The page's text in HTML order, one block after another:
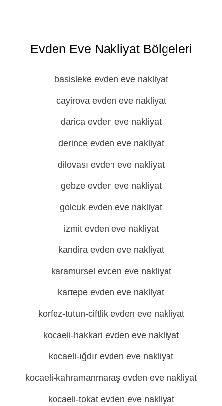
Evden Eve Nakliyat Bölgeleri
basisleke evden eve nakliyat
cayirova evden eve nakliyat
darica evden eve nakliyat
derince evden eve nakliyat
dilovası evden eve nakliyat
gebze evden eve nakliyat
golcuk evden eve nakliyat
izmit evden eve nakliyat
kandira evden eve nakliyat
karamursel evden eve nakliyat
kartepe evden eve nakliyat
korfez-tutun-ciftlik evden eve nakliyat
kocaeli-hakkari evden eve nakliyat
kocaeli-ığdır evden eve nakliyat
kocaeli-kahramanmaraş evden eve nakliyat
kocaeli-tokat evden eve nakliyat